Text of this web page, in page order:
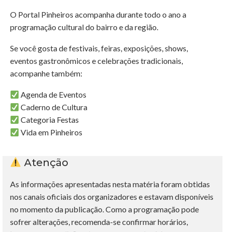
O Portal Pinheiros acompanha durante todo o ano a
programação cultural do bairro e da região.
Se você gosta de festivais, feiras, exposições, shows,
eventos gastronômicos e celebrações tradicionais,
acompanhe também:
Agenda de Eventos
Caderno de Cultura
Categoria Festas
Vida em Pinheiros
Atenção
As informações apresentadas nesta matéria foram obtidas
nos canais oficiais dos organizadores e estavam disponíveis
no momento da publicação. Como a programação pode
sofrer alterações, recomenda-se confirmar horários,